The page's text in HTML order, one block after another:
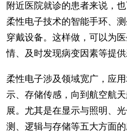
附近医院就诊的患者来说，
柔性电子技术的智能手环、
穿戴设备。这样做，可以为
情、及时发现病变因素等提供
柔性电子涉及领域宽广，应
示、存储传感，向到航空航
展。尤其是在显示与照明、
测、逻辑与存储等五大方面